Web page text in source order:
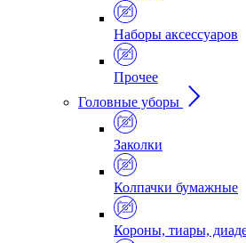
Наборы аксессуаров
Прочее
Головные уборы
Заколки
Колпачки бумажные
Короны, тиары,